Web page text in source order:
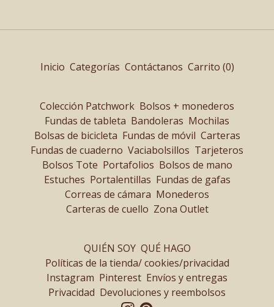
Inicio Categorías Contáctanos Carrito (0)
Colección Patchwork Bolsos + monederos
Fundas de tableta Bandoleras Mochilas
Bolsas de bicicleta Fundas de móvil Carteras
Fundas de cuaderno Vaciabolsillos Tarjeteros
Bolsos Tote Portafolios Bolsos de mano
Estuches Portalentillas Fundas de gafas
Correas de cámara Monederos
Carteras de cuello Zona Outlet
QUIÉN SOY QUÉ HAGO
Políticas de la tienda/ cookies/privacidad
Instagram Pinterest Envíos y entregas
Privacidad Devoluciones y reembolsos